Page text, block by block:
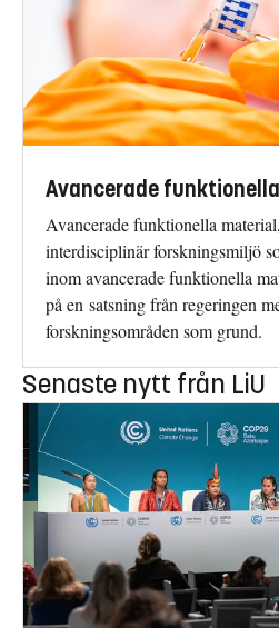
Avancerade
Avancerade funktionella
interdisciplinär forskningsmiljö
inom avancerade funktionella
på en satsning från regeringen
forskningsområden som grund.
Senaste nytt från LiU